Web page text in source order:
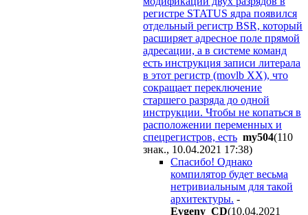
регистре STATUS ядра появился
отдельный регистр BSR, который
расширяет адресное поле прямой
адресации, а в системе команд
есть инструкция записи литерала
в этот регистр (movlb XX), что
сокращает переключение
старшего разряда до одной
инструкции. Чтобы не копаться в
расположении переменных и
спецрегистров, есть my504(110
знак., 10.04.2021 17:38)
Спасибо! Однако
компилятор будет весьма
нетривиальным для такой
архитектуры. -
Evgeny_CD(10.04.2021